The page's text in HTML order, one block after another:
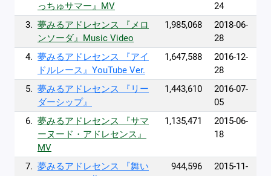
っちゅサマー』MV
24
3. 夢みるアドレセンス 『メロ
ンソーダ』Music Video
1,985,068
2018-06-
28
4. 夢みるアドレセンス 『アイ
ドルレース』YouTube Ver.
1,647,588
2016-12-
28
5. 夢みるアドレセンス 『リー
ダーシップ』
1,443,610
2016-07-
05
6. 夢みるアドレセンス 『サマ
ーヌード・アドレセンス』
MV
1,135,471
2015-06-
18
7. 夢みるアドレセンス 『舞い
944,596
2015-11-